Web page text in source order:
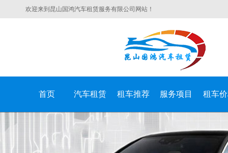
欢迎来到昆山国鸿汽车租赁服务有限公司网站！
昆山国鸿汽车租赁服务有限公司
首页 汽车租赁 租车推荐 服务项目 租车